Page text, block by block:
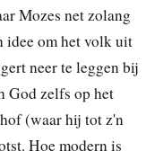
Mozes net zolang
idee om het volk uit
neer te leggen bij
God zelfs op het
(waar hij tot z'n
Hoe modern is